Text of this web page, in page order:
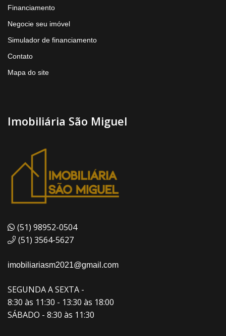
Financiamento
Negocie seu imóvel
Simulador de financiamento
Contato
Mapa do site
Imobiliária São Miguel
(51) 98952-0504
(51) 3564-5627
imobiliariasm2021@gmail.com
SEGUNDA A SEXTA -
8:30 às 11:30 - 13:30 às 18:00
SÁBADO - 8:30 às 11:30